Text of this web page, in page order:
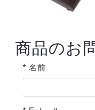
商品のお
* 名前